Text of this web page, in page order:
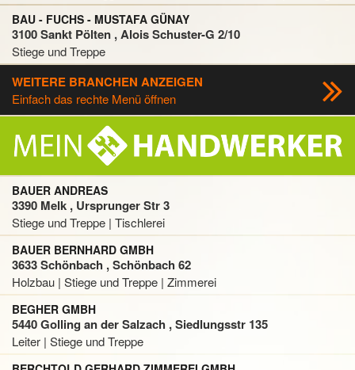
BAU - FUCHS - MUSTAFA GÜNAY
3100 Sankt Pölten , Alois Schuster-G 2/10
Stiege und Treppe
WEITERE BRANCHEN ANZEIGEN
Einfach das rechte Menü öffnen
BAUER ANDREAS
3390 Melk , Ursprunger Str 3
Stiege und Treppe | Tischlerei
BAUER BERNHARD GMBH
3633 Schönbach , Schönbach 62
Holzbau | Stiege und Treppe | Zimmerei
BEGHER GMBH
5440 Golling an der Salzach , Siedlungsstr 135
Leiter | Stiege und Treppe